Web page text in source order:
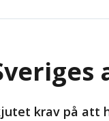
krav på att